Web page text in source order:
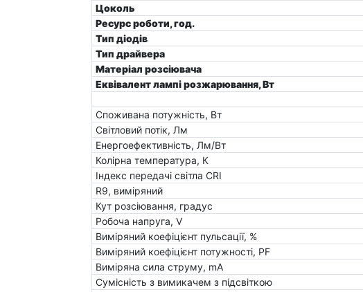
Цоколь
Ресурс роботи, год.
Тип діодів
Тип драйвера
Матеріал розсіювача
Еквівалент лампі розжарювання, Вт
Споживана потужність, Вт
Світловий потік, Лм
Енергоефективність, Лм/Вт
Колірна температура, К
Індекс передачі світла CRI
R9, виміряний
Кут розсіювання, градус
Робоча напруга, V
Виміряний коефіцієнт пульсації, %
Виміряний коефіцієнт потужності, PF
Виміряна сила струму, mA
Сумісність з вимикачем з підсвіткою